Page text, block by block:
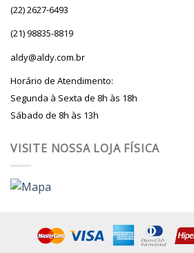
(22) 2627-6493
(21) 98835-8819
aldy@aldy.com.br
Horário de Atendimento:
Segunda à Sexta de 8h às 18h
Sábado de 8h às 13h
VISITE NOSSA LOJA FÍSICA